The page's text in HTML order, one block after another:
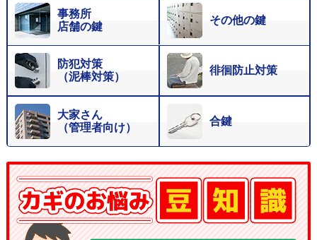
事務所
店舗の鍵
その他の鍵
防犯対策
（泥棒対策）
徘徊防止対策
大家さん
（管理者向け）
合鍵